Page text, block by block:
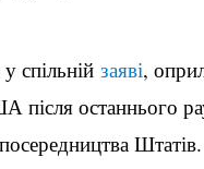
спільній заяві,
останнього
Штатів.